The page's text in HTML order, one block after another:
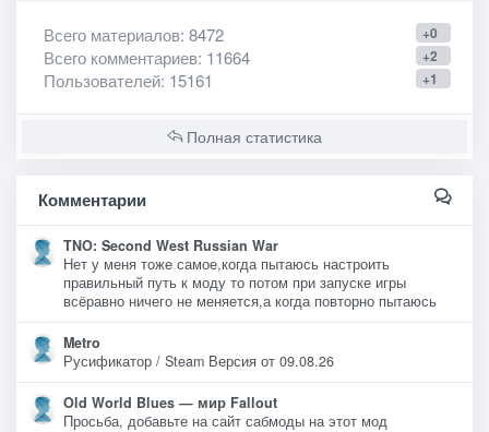
+0
Всего материалов: 8472
+2
Всего комментариев: 11664
+1
Пользователей: 15161
Полная статистика
Комментарии
TNO: Second West Russian War
Нет у меня тоже самое,когда пытаюсь настроить
правильный путь к моду то потом при запуске игры
всёравно ничего не меняется,а когда повторно пытаюсь
Metro
Русификатор / Steam Версия от 09.08.26
Old World Blues — мир Fallout
Просьба, добавьте на сайт сабмоды на этот мод